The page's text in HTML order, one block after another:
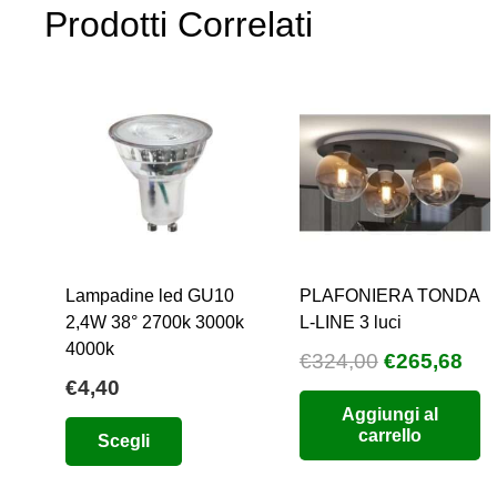
Prodotti Correlati
Lampadine led GU10
2,4W 38° 2700k 3000k
4000k
€4,40
Scegli
PLAFONIERA TONDA
L-LINE 3 luci
€324,00 Il
prezzo
originale
era:
€265,68Il
Aggiungi al
carrello